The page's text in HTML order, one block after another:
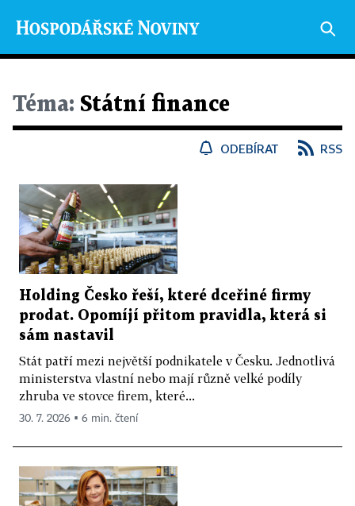
Téma: Státní finance
ODEBÍRAT RSS
Holding Česko řeší, které dceřiné firmy
prodat. Opomíjí přitom pravidla, která si
sám nastavil
Stát patří mezi největší podnikatele v Česku. Jednotlivá
ministerstva vlastní nebo mají různě velké podíly
zhruba ve stovce firem, které...
30. 7. 2026 ▪ 6 min. čtení